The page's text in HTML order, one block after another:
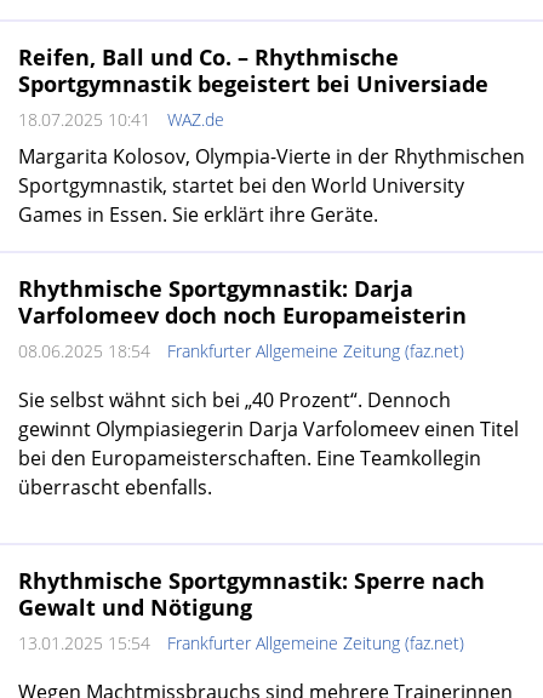
Reifen, Ball und Co. – Rhythmische
Sportgymnastik begeistert bei Universiade
18.07.2025 10:41 WAZ.de
Margarita Kolosov, Olympia-Vierte in der Rhythmischen
Sportgymnastik, startet bei den World University
Games in Essen. Sie erklärt ihre Geräte.
Rhythmische Sportgymnastik: Darja
Varfolomeev doch noch Europameisterin
08.06.2025 18:54 Frankfurter Allgemeine Zeitung (faz.net)
Sie selbst wähnt sich bei „40 Prozent“. Dennoch
gewinnt Olympiasiegerin Darja Varfolomeev einen Titel
bei den Europameisterschaften. Eine Teamkollegin
überrascht ebenfalls.
Rhythmische Sportgymnastik: Sperre nach
Gewalt und Nötigung
13.01.2025 15:54 Frankfurter Allgemeine Zeitung (faz.net)
Wegen Machtmissbrauchs sind mehrere Trainerinnen